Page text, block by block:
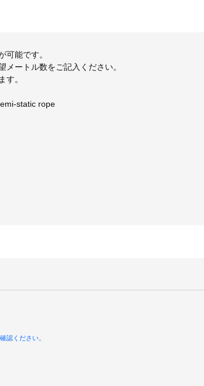
可能です。
メートル数をご記入ください。
す。
static rope
認ください。